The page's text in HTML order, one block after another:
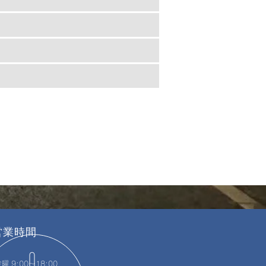
業時間
曜 9:00～18:00